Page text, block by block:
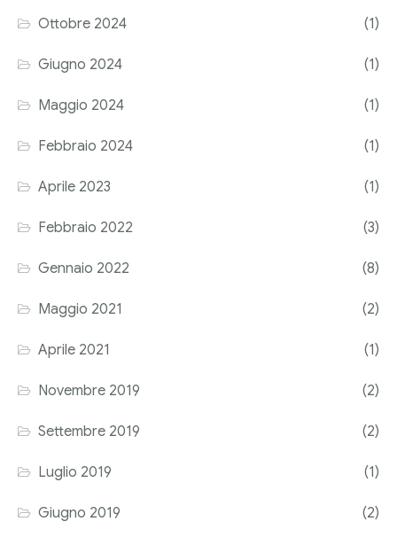
Ottobre 2024 (1)
Giugno 2024 (1)
Maggio 2024 (1)
Febbraio 2024 (1)
Aprile 2023 (1)
Febbraio 2022 (3)
Gennaio 2022 (8)
Maggio 2021 (2)
Aprile 2021 (1)
Novembre 2019 (2)
Settembre 2019 (2)
Luglio 2019 (1)
Giugno 2019 (2)